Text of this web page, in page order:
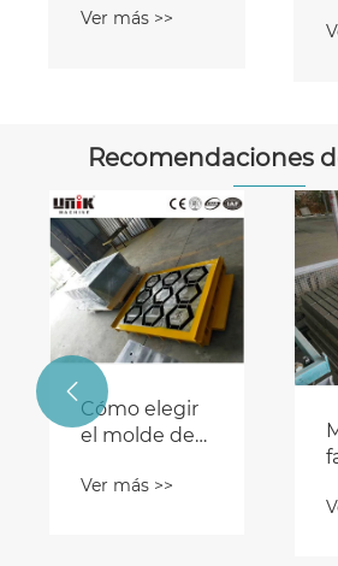
ladrillos de
Ver más >>
Recomendaciones
Cómo elegir
el molde de
forma
Ver más >>
